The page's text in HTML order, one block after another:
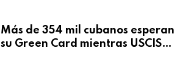
Más de 354 mil cubanos esperan
su Green Card mientras USCIS